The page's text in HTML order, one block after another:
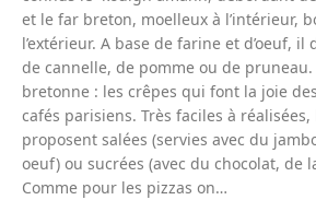
et le far breton, moelleux à l’intérieur,
l’extérieur. A base de farine et d’oeuf, il
de cannelle, de pomme ou de
bretonne : les crêpes qui font la joie
cafés parisiens. Très faciles à réalisées,
proposent salées (servies avec du
oeuf) ou sucrées (avec du chocolat, de
Comme pour les pizzas on…